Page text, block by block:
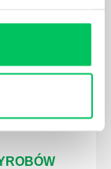
pytania